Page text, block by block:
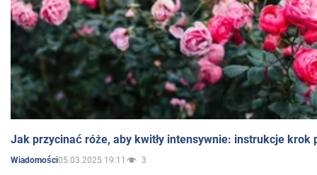
Jak przycinać róże, aby kwitły intensywnie: instrukcje krok
Wiadomości05.03.2025 19:11 3